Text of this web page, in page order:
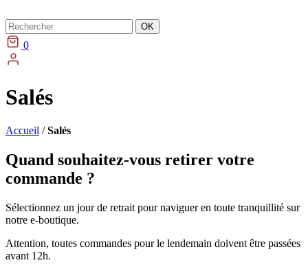
Rechercher OK
0
Salés
Accueil /Salés
Quand souhaitez-vous retirer votre
commande ?
Sélectionnez un jour de retrait pour naviguer en toute tranquillité sur
notre e-boutique.
Attention, toutes commandes pour le lendemain doivent être passées
avant 12h.